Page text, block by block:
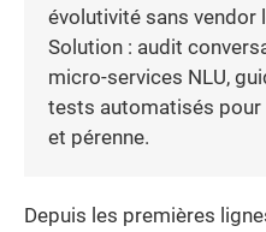
évolutivité sans vendor
Solution : audit
micro-services NLU,
tests automatisés pour
et pérenne.
Depuis les premières